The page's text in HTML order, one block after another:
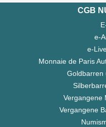
CGB
e-
e-
Monnaie de Paris
Goldbarren
Vergangene
Vergangene